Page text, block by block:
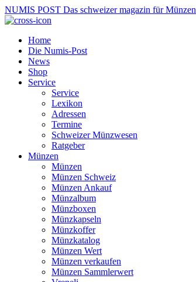
NUMIS POST Das schweizer magazin für Münzen
Home
Die Numis-Post
News
Shop
Service
Service
Lexikon
Adressen
Termine
Schweizer Münzwesen
Ratgeber
Münzen
Münzen
Münzen Schweiz
Münzen Ankauf
Münzalbum
Münzboxen
Münzkapseln
Münzkoffer
Münzkatalog
Münzen Wert
Münzen verkaufen
Münzen Sammlerwert